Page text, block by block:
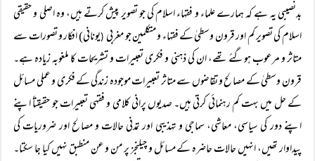
بدنصیبی یہ ہے کہ ہمارے علماء و فقہاء اسلام کی جو تصویر پیش کرتے ہیں، وہ اصلی و حقیقی
اسلام کی تصویر کم اور قرون وسطیٰ کے فقہاء و متکلمین جو مغربی(یونانی) افکار و تصورات سے
متاثر و مرعوب ہوگئے تھے، ان کی ذہنی و فکری تعبیرات و تشریحات کا ملغوبہ زیادہ ہے۔
قرون وسطیٰ کے مصالح و تقاضوں سے متاثر تعبیرات موجودہ زندگی کے فکری و عملی مسائل
کے حل میں بہت کم رہنمائی کرتی ہیں۔ صدیوں پرانی کلامی و فقہی تعبیرات جو حقیقتاً اپنے
اپنے دور کی سیاسی، معاشی، سماجی و تہذیبی اور تمدنی حالات و مصالح اور ضروریات کی
پیداوار تھیں، انہیں حالات حاضرہ کے مسائل و چیلنجز پر من و عن منطبق نہیں کیا جا سکتا۔